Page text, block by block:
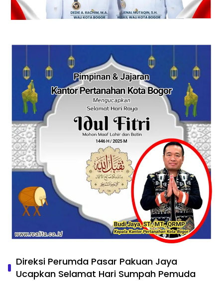
Direksi Perumda Pasar Pakuan Jaya
Ucapkan Selamat Hari Sumpah Pemuda